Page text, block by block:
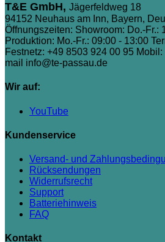
T&E GmbH, Jägerfeldweg 18
94152 Neuhaus am Inn, Bayern,
Öffnungszeiten: Showroom: Do.-Fr.:
Produktion: Mo.-Fr.: 09:00 - 13:00
Festnetz: +49 8503 924 00 95
mail info@te-passau.de
Wir auf:
YouTube
Kundenservice
Versand- und
Rücksendungen
Widerrufsrecht
Support
Batteriehinweis
FAQ
Kontakt